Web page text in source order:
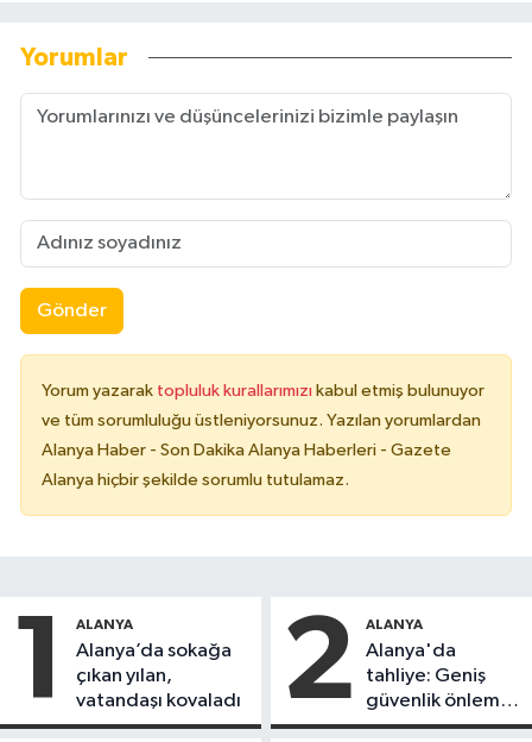
Yorumlar
Gönder
Yorum yazarak topluluk kurallarımızı kabul etmiş bulunuyor
ve tüm sorumluluğu üstleniyorsunuz. Yazılan yorumlardan
Alanya Haber - Son Dakika Alanya Haberleri - Gazete
Alanya hiçbir şekilde sorumlu tutulamaz.
1 ALANYA
Alanya’da sokağa
çıkan yılan,
vatandaşı kovaladı
2 ALANYA
Alanya'da
tahliye: Geniş
güvenlik önlemi
alındı